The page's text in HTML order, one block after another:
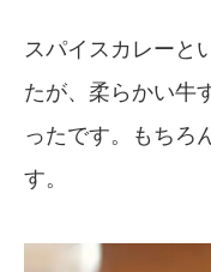
スパイスカレーと
たが、柔らかい牛
ったです。もちろ
す。